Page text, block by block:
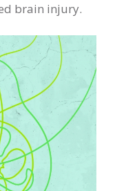
brain injury.